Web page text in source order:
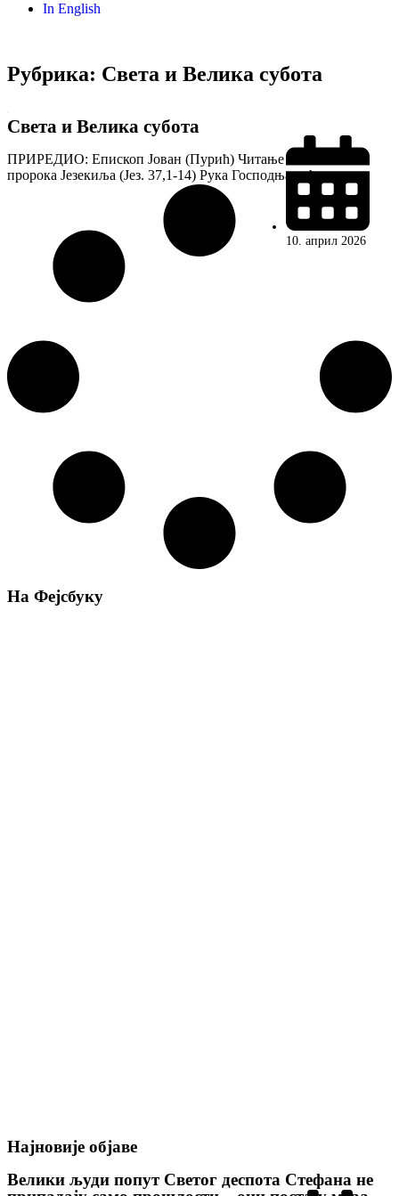
In English
Рубрика: Света и Велика субота
Света и Велика субота
10. април 2026
ПРИРЕДИО: Епископ Јован (Пурић) Читање из књиге
пророка Језекиља (Јез. 37,1-14) Рука Господња дође нада...
На Фејсбуку
Најновије објаве
Велики људи попут Светог деспота Стефана не